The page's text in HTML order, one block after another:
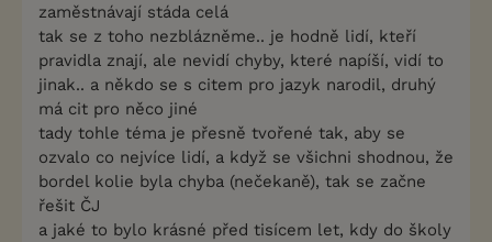
zaměstnávají stáda celá
tak se z toho nezblázněme.. je hodně lidí, kteří
pravidla znají, ale nevidí chyby, které napíší, vidí to
jinak.. a někdo se s citem pro jazyk narodil, druhý
má cit pro něco jiné
tady tohle téma je přesně tvořené tak, aby se
ozvalo co nejvíce lidí, a když se všichni shodnou, že
bordel kolie byla chyba (nečekaně), tak se začne
řešit ČJ
a jaké to bylo krásné před tisícem let, kdy do školy